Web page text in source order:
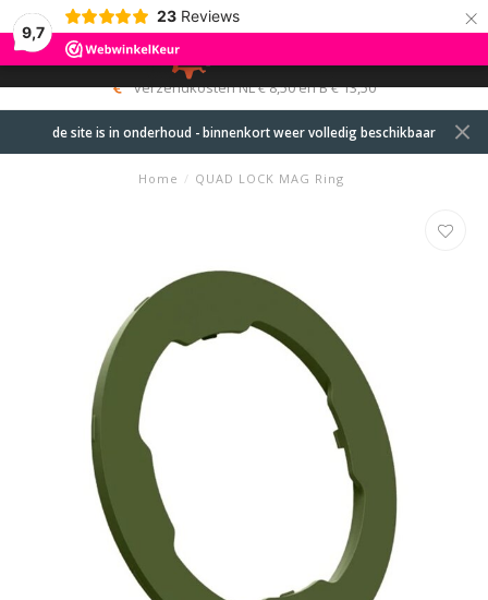
9,7
23 Reviews ×
MENU
0
verzendkosten NL € 8,50 en B € 13,50
de site is in onderhoud - binnenkort weer volledig beschikbaar
Home / QUAD LOCK MAG Ring